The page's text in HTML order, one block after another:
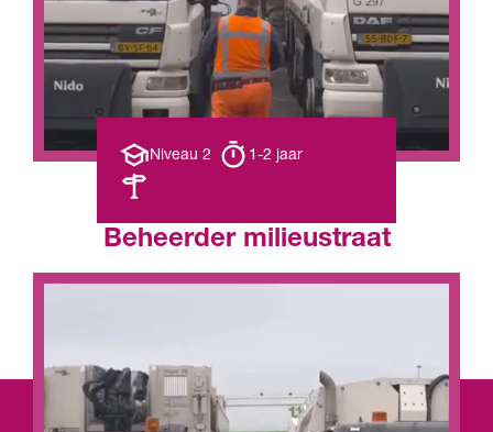
Opleiding
Niveau 2
Opleiding
duur
1-2 jaar
Beheerder milieustraat